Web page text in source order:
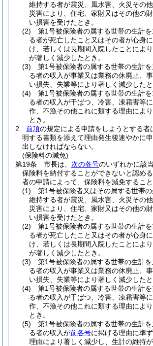
維持する者が震災、風水害、火災その
災害により、住宅、家財又はその他の
い損害を受けたとき。
(2)
第1号被保険者の属する世帯の生計
る者が死亡したこと又はその者が心身
け、若しくは長期間入院したことによ
が著しく減少したとき。
(3)
第1号被保険者の属する世帯の生計
る者の収入が事業又は業務の休廃止、
い損失、失業等により著しく減少したと
(4)
第1号被保険者の属する世帯の生計
る者の収入が干ばつ、冷害、凍霜害等
作、不漁その他これに類する理由によ
とき。
2
前項の規定による申請をしようとする者
明する書類を添えて理由発生後速やかに
出しなければならない。
(保険料の減免)
第19条
市長は、 次の各号のいずれかに該
保険料を納付することができないと認め
者の申請によって、保険料を減免すること
(1)
第1号被保険者又はその属する世帯
維持する者が震災、風水害、火災その
災害により、住宅、家財又はその他の
い損害を受けたとき。
(2)
第1号被保険者の属する世帯の生計
る者が死亡したこと又はその者が心身
け、若しくは長期間入院したことによ
が著しく減少したとき。
(3)
第1号被保険者の属する世帯の生計
る者の収入が事業又は業務の休廃止、
い損失、失業等により著しく減少したと
(4)
第1号被保険者の属する世帯の生計
る者の収入が干ばつ、冷害、凍霜害等
作、不漁その他これに類する理由によ
とき。
(5)
第1号被保険者の属する世帯の生計
る者の収入が前各号に掲げる理由に準
理由により著しく減少し、生計の維持